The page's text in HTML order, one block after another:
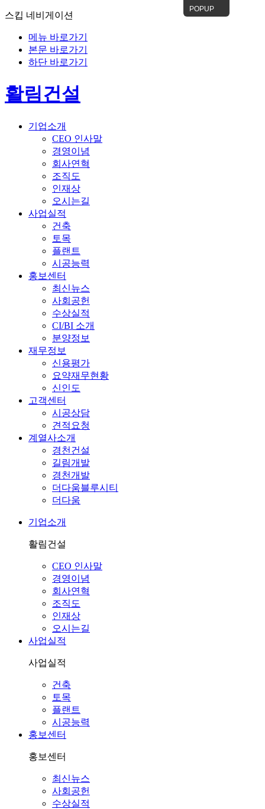
스킵 네비게이션
메뉴 바로가기
본문 바로가기
하단 바로가기
POPUP
활림건설
기업소개
CEO 인사말
경영이념
회사연혁
조직도
인재상
오시는길
사업실적
건축
토목
플랜트
시공능력
홍보센터
최신뉴스
사회공헌
수상실적
CI/BI 소개
분양정보
재무정보
신용평가
요약재무현황
신인도
고객센터
시공상담
견적요청
계열사소개
경천건설
길림개발
경천개발
더다움블루시티
더다움
기업소개
활림건설
CEO 인사말
경영이념
회사연혁
조직도
인재상
오시는길
사업실적
사업실적
건축
토목
플랜트
시공능력
홍보센터
홍보센터
최신뉴스
사회공헌
수상실적